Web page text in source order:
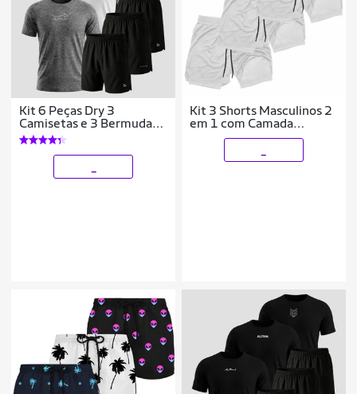
Kit 6 Peças Dry 3
Camisetas e 3 Bermudas
Alpha
Kit 3 Shorts Masculinos 2
em 1 com Camada
Térmica e Tecido de Alta